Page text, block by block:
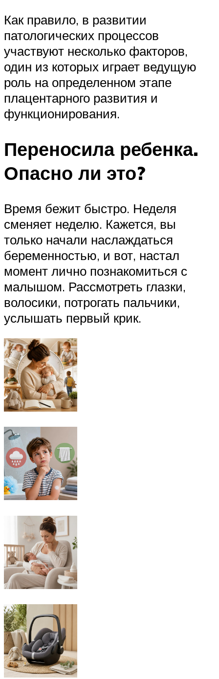
Как правило, в развитии
патологических процессов
участвуют несколько факторов,
один из которых играет ведущую
роль на определенном этапе
плацентарного развития и
функционирования.
Переносила ребенка.
Опасно ли это?
Время бежит быстро. Неделя
сменяет неделю. Кажется, вы
только начали наслаждаться
беременностью, и вот, настал
момент лично познакомиться с
малышом. Рассмотреть глазки,
волосики, потрогать пальчики,
услышать первый крик.